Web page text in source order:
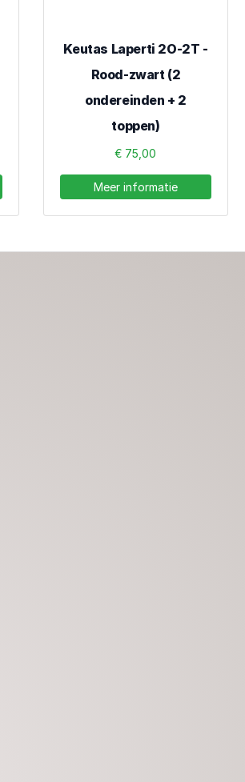
Keutas Laperti 2O-2T -
Rood-zwart (2
ondereinden + 2
toppen)
€ 75,00
Meer informatie